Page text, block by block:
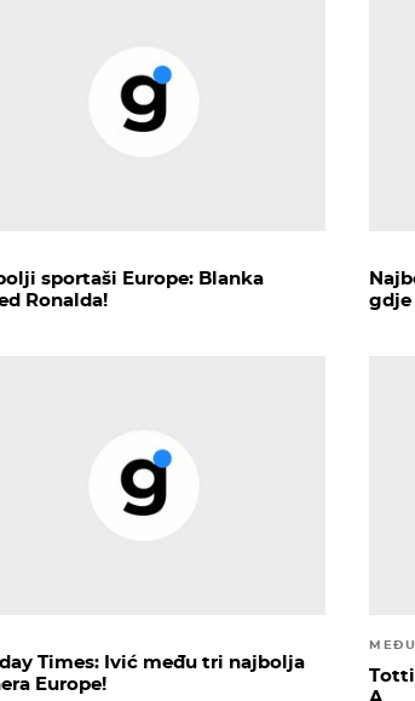
sportaši Europe: Blanka
Ronalda!
gdje
Times: Ivić među tri najbolja
Europe!
Totti